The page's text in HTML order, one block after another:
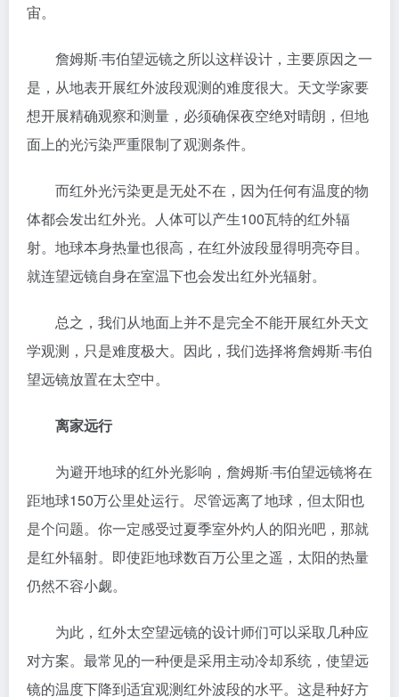
宙。
詹姆斯·韦伯望远镜之所以这样设计，主要原因之一
是，从地表开展红外波段观测的难度很大。天文学家要
想开展精确观察和测量，必须确保夜空绝对晴朗，但地
面上的光污染严重限制了观测条件。
而红外光污染更是无处不在，因为任何有温度的物
体都会发出红外光。人体可以产生100瓦特的红外辐
射。地球本身热量也很高，在红外波段显得明亮夺目。
就连望远镜自身在室温下也会发出红外光辐射。
总之，我们从地面上并不是完全不能开展红外天文
学观测，只是难度极大。因此，我们选择将詹姆斯·韦伯
望远镜放置在太空中。
离家远行
为避开地球的红外光影响，詹姆斯·韦伯望远镜将在
距地球150万公里处运行。尽管远离了地球，但太阳也
是个问题。你一定感受过夏季室外灼人的阳光吧，那就
是红外辐射。即使距地球数百万公里之遥，太阳的热量
仍然不容小觑。
为此，红外太空望远镜的设计师们可以采取几种应
对方案。最常见的一种便是采用主动冷却系统，使望远
镜的温度下降到适宜观测红外波段的水平。这是种好方